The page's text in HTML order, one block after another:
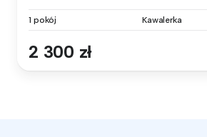
1 pokój Kawalerka
2 300 zł